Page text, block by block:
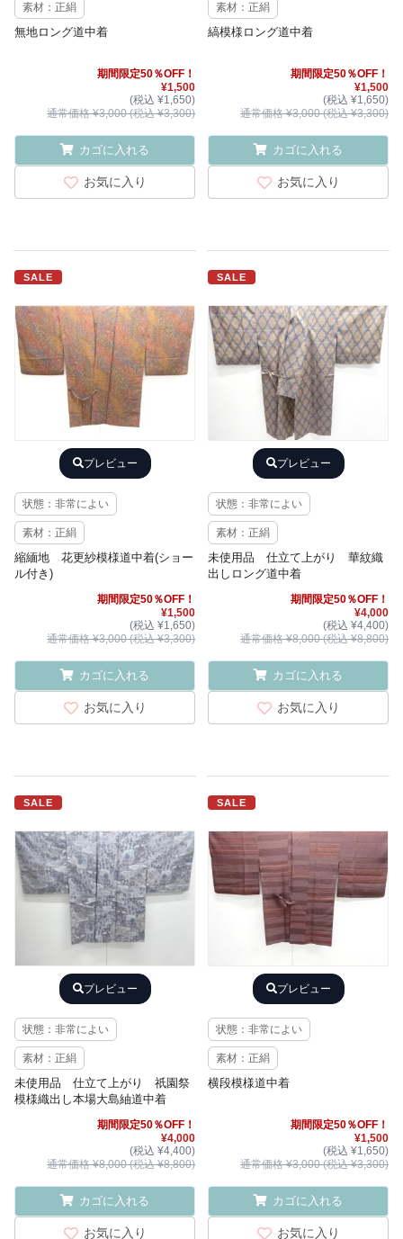
素材：正絹
無地ロング道中着
期間限定50％OFF！
¥1,500
(税込 ¥1,650)
通常価格 ¥3,000 (税込 ¥3,300)
カゴに入れる
お気に入り
素材：正絹
縞模様ロング道中着
期間限定50％OFF！
¥1,500
(税込 ¥1,650)
通常価格 ¥3,000 (税込 ¥3,300)
カゴに入れる
お気に入り
SALE
プレビュー
状態：非常によい
素材：正絹
縮緬地 花更紗模様道中着(ショー
ル付き)
期間限定50％OFF！
¥1,500
(税込 ¥1,650)
通常価格 ¥3,000 (税込 ¥3,300)
カゴに入れる
お気に入り
SALE
プレビュー
状態：非常によい
素材：正絹
未使用品 仕立て上がり 華紋織
出しロング道中着
期間限定50％OFF！
¥4,000
(税込 ¥4,400)
通常価格 ¥8,000 (税込 ¥8,800)
カゴに入れる
お気に入り
SALE
プレビュー
状態：非常によい
素材：正絹
未使用品 仕立て上がり 祇園祭
模様織出し本場大島紬道中着
期間限定50％OFF！
¥4,000
(税込 ¥4,400)
通常価格 ¥8,000 (税込 ¥8,800)
カゴに入れる
お気に入り
SALE
プレビュー
状態：非常によい
素材：正絹
横段模様道中着
期間限定50％OFF！
¥1,500
(税込 ¥1,650)
通常価格 ¥3,000 (税込 ¥3,300)
カゴに入れる
お気に入り